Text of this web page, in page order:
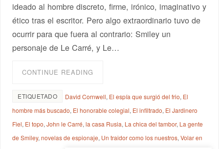
ideado al hombre discreto, firme, irónico, imaginativo y
ético tras el escritor. Pero algo extraordinario tuvo de
ocurrir para que fuera al contrario: Smiley un
personaje de Le Carré, y Le…
CONTINUE READING
ETIQUETADO David Cornwell, El espía que surgió del frio, El
hombre más buscado, El honorable colegial, El infiltrado, El Jardinero
Fiel, El topo,John le Carré,la casa Rusia, La chica del tambor, La gente
de Smiley,novelas de espionaje, Un traidor como los nuestros,Volar en